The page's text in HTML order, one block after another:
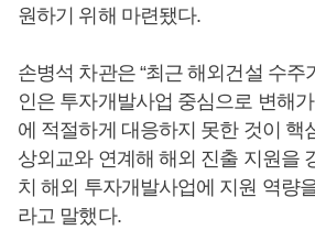
원하기 위해 마련됐다.
손병석 차관은 “최근 해외건설 수주
인은 투자개발사업 중심으로 변해
에 적절하게 대응하지 못한 것이 핵
상외교와 연계해 해외 진출 지원을
치 해외 투자개발사업에 지원 역량
라고 말했다.